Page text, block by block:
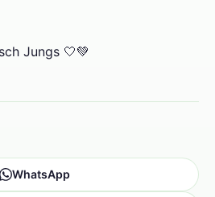
Jungs 🤍💚
WhatsApp